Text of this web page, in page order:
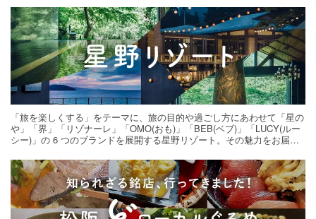
「旅を楽しくする」をテーマに、旅の目的や過ごし方にあわせて「星の
や」「界」「リゾナーレ」「OMO(おも)」「BEB(ベブ)」「LUCY(ルー
シー)」の 6 つのブランドを展開する星野リゾート。その魅力をお届け